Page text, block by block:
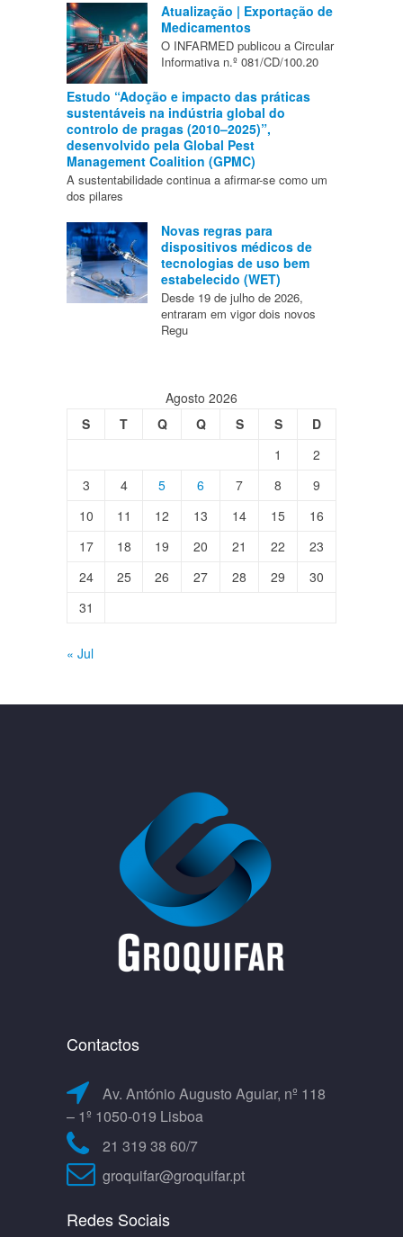
Atualização | Exportação de
Medicamentos
O INFARMED publicou a Circular
Informativa n.º 081/CD/100.20
Estudo “Adoção e impacto das práticas
sustentáveis na indústria global do
controlo de pragas (2010–2025)”,
desenvolvido pela Global Pest
Management Coalition (GPMC)
A sustentabilidade continua a afirmar-se como um
dos pilares
Novas regras para
dispositivos médicos de
tecnologias de uso bem
estabelecido (WET)
Desde 19 de julho de 2026,
entraram em vigor dois novos
Regu
Agosto 2026
S
T Q Q S S
D
1
2
3
4 5 6 7 8
9
10
11 12 13 14 15
16
17
18 19 20 21 22
23
24
25 26 27 28 29
30
31
« Jul
Contactos
Av. António Augusto Aguiar, nº 118
– 1º 1050-019 Lisboa
21 319 38 60/7
groquifar@groquifar.pt
Redes Sociais